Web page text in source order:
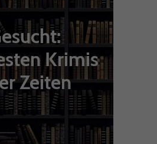
Krimis
Zeiten